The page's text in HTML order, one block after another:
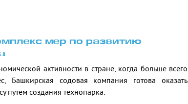
мер по развитию
активности в стране, когда больше всего
Башкирская содовая компания готова оказать
путем создания технопарка.